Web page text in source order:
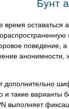
Бунт
оставаться
поведение, а
и такие
выполняет